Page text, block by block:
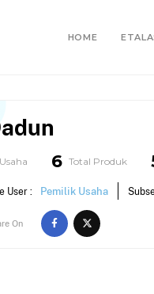
HOME
Usaha 6 Total Produk
User : Pemilik Usaha
On